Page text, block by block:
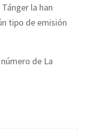
la han
tipo de emisión
de La